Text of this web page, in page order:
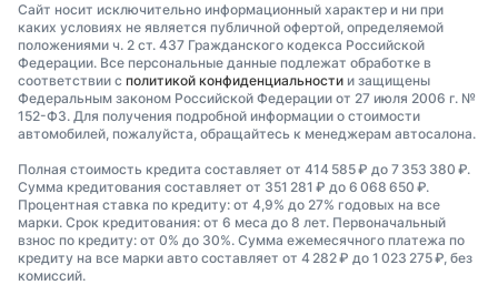
Сайт носит исключительно информационный характер и ни при
каких условиях не является публичной офертой, определяемой
положениями ч. 2 ст. 437 Гражданского кодекса Российской
Федерации. Все персональные данные подлежат обработке в
соответствии с политикой конфиденциальности и защищены
Федеральным законом Российской Федерации от 27 июля 2006 г. №
152-ФЗ. Для получения подробной информации о стоимости
автомобилей, пожалуйста, обращайтесь к менеджерам автосалона.
Полная стоимость кредита составляет от 414 585 ₽ до 7 353 380 ₽.
Сумма кредитования составляет от 351 281 ₽ до 6 068 650 ₽.
Процентная ставка по кредиту: от 4,9% до 27% годовых на все
марки. Срок кредитования: от 6 меса до 8 лет. Первоначальный
взнос по кредиту: от 0% до 30%. Сумма ежемесячного платежа по
кредиту на все марки авто составляет от 4 282 ₽ до 1 023 275 ₽, без
комиссий.